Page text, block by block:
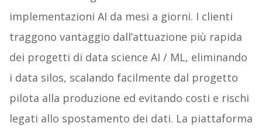
implementazioni AI da mesi a giorni. I clienti
traggono vantaggio dall’attuazione più rapida
dei progetti di data science AI / ML, eliminando
i data silos, scalando facilmente dal progetto
pilota alla produzione ed evitando costi e rischi
legati allo spostamento dei dati. La piattaforma